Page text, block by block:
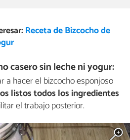
Receta de Bizcocho de
casero sin leche ni yogur:
a hacer el bizcocho esponjoso
listos todos los ingredientes
el trabajo posterior.